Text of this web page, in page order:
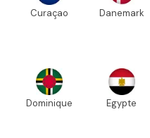
Curaçao Danemark
Dominique Egypte